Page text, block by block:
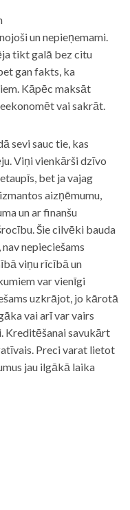
un nepieņemami.
tikt galā bez citu
gan fakts, ka
Kāpēc maksāt
vai sakrāt.
sevi sauc tie, kas
Viņi vienkārši dzīvo
bet ja vajag
aizņēmumu,
un ar finanšu
Šie cilvēki bauda
nepieciešams
viņu rīcībā un
var vienīgi
uzkrājot, jo kārotā
vai arī var vairs
Kreditēšanai savukārt
Preci varat lietot
jau ilgākā laika